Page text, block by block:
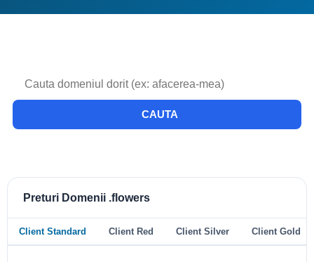
CAUTA
Preturi Domenii .flowers
Client Standard Client Red Client Silver Client Gold